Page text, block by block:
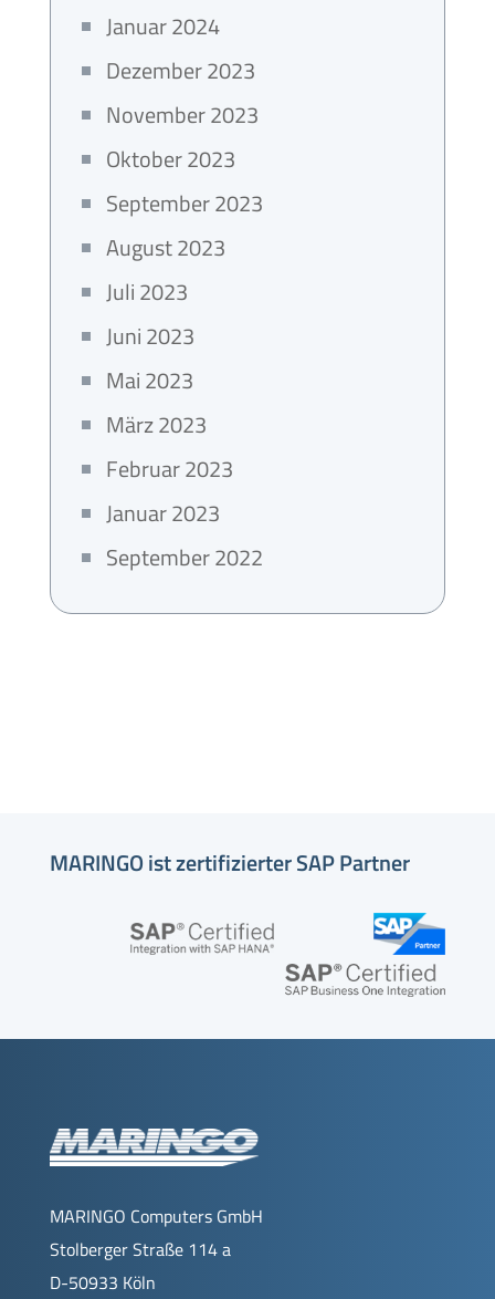
Januar 2024
Dezember 2023
November 2023
Oktober 2023
September 2023
August 2023
Juli 2023
Juni 2023
Mai 2023
März 2023
Februar 2023
Januar 2023
September 2022
MARINGO ist zertifizierter SAP Partner
MARINGO Computers GmbH
Stolberger Straße 114 a
D-50933 Köln